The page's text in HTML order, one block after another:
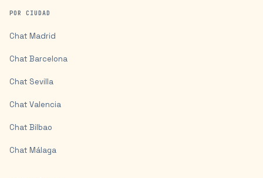
POR CIUDAD
Chat Madrid
Chat Barcelona
Chat Sevilla
Chat Valencia
Chat Bilbao
Chat Málaga